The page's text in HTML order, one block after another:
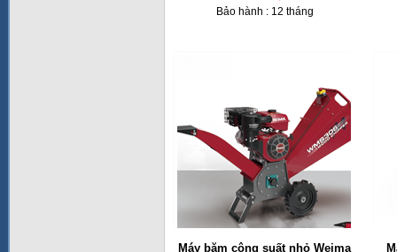
Bảo hành : 12 tháng
Máy băm công suất nhỏ Weima